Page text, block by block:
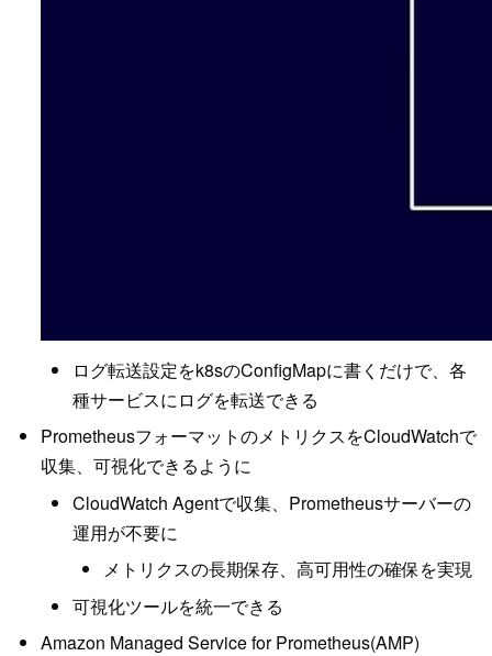
ログ転送設定をk8sのConfigMapに書くだけで、各
種サービスにログを転送できる
PrometheusフォーマットのメトリクスをCloudWatchで
収集、可視化できるように
CloudWatch Agentで収集、Prometheusサーバーの
運用が不要に
メトリクスの長期保存、高可用性の確保を実現
可視化ツールを統一できる
Amazon Managed Service for Prometheus(AMP)